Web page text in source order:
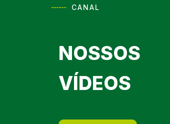
------ CANAL
NOSSOS
VÍDEOS